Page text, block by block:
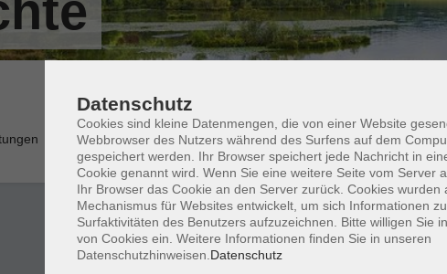
Wochentage Tageszeit
nur buchbare nur beginnende
Datenschutz
Cookies sind kleine Datenmengen, die von einer Website
Webbrowser des Nutzers während des Surfens auf dem
gespeichert werden. Ihr Browser speichert jede Nachricht in
Cookie genannt wird. Wenn Sie eine weitere Seite vom Server
Ihr Browser das Cookie an den Server zurück. Cookies wurden
Mechanismus für Websites entwickelt, um sich Informationen
Surfaktivitäten des Benutzers aufzuzeichnen. Bitte willigen Sie
von Cookies ein. Weitere Informationen finden Sie in unseren
Datenschutzhinweisen. Datenschutz